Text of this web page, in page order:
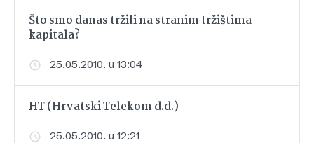
Što smo danas tržili na stranim tržištima
kapitala?
25.05.2010. u 13:04
HT (Hrvatski Telekom d.d.)
25.05.2010. u 12:21